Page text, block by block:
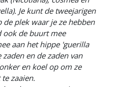
Je kunt de tweejarigen
plek waar je ze hebben
ook de buurt mee
aan het hippe 'guerilla
en de zaden van
en koel op om ze
zaaien.